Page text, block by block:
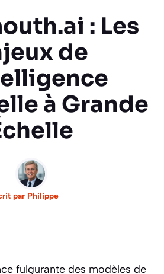
: Les
de
à Grande
par Philippe
fulgurante des modèles de